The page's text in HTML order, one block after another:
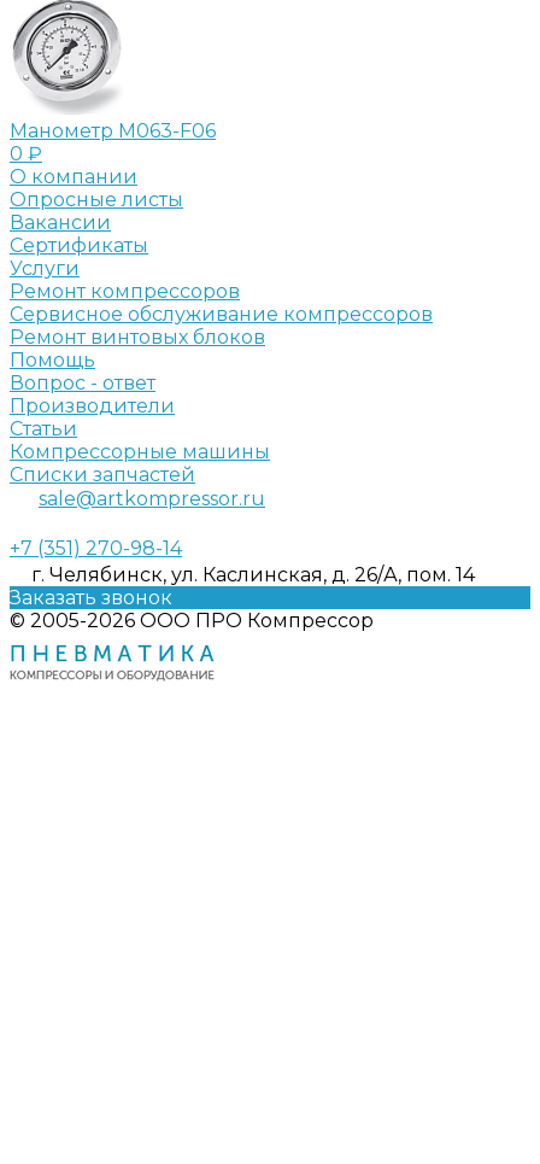
Манометр M063-F06
0 ₽
О компании
Опросные листы
Вакансии
Сертификаты
Услуги
Ремонт компрессоров
Сервисное обслуживание компрессоров
Ремонт винтовых блоков
Помощь
Вопрос - ответ
Производители
Статьи
Компрессорные машины
Списки запчастей
sale@artkompressor.ru
+7 (351) 270-98-14
г. Челябинск, ул. Каслинская, д. 26/А, пом. 14
Заказать звонок
© 2005-2026 ООО ПРО Компрессор